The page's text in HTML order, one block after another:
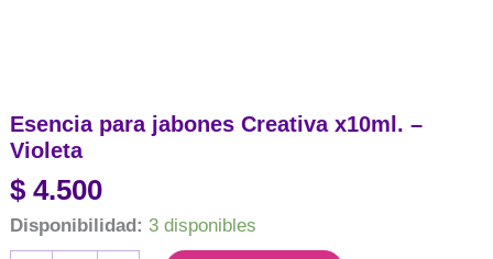
Esencia para jabones Creativa x10ml. –
Violeta
$ 4.500
Disponibilidad: 3 disponibles